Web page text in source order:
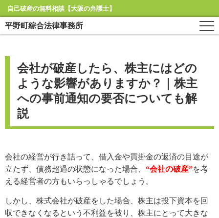
自己破産の無料相談【大阪の弁護士】
平野町綜合法律事務所
会社が破産したら、株主にはどの
ような影響がありますか？｜株主
への事前通知の要否についても解
説
会社の経営が行き詰って、借入金や買掛金の返済の目途が
立たず、債務超過の状態になった場合、 “会社の破産”を考
える経営者の方もいらっしゃるでしょう。
しかし、株式会社が破産をした場合、株主は投下資本を回
収できなくなるという不利益を被り、株主にとって大きな